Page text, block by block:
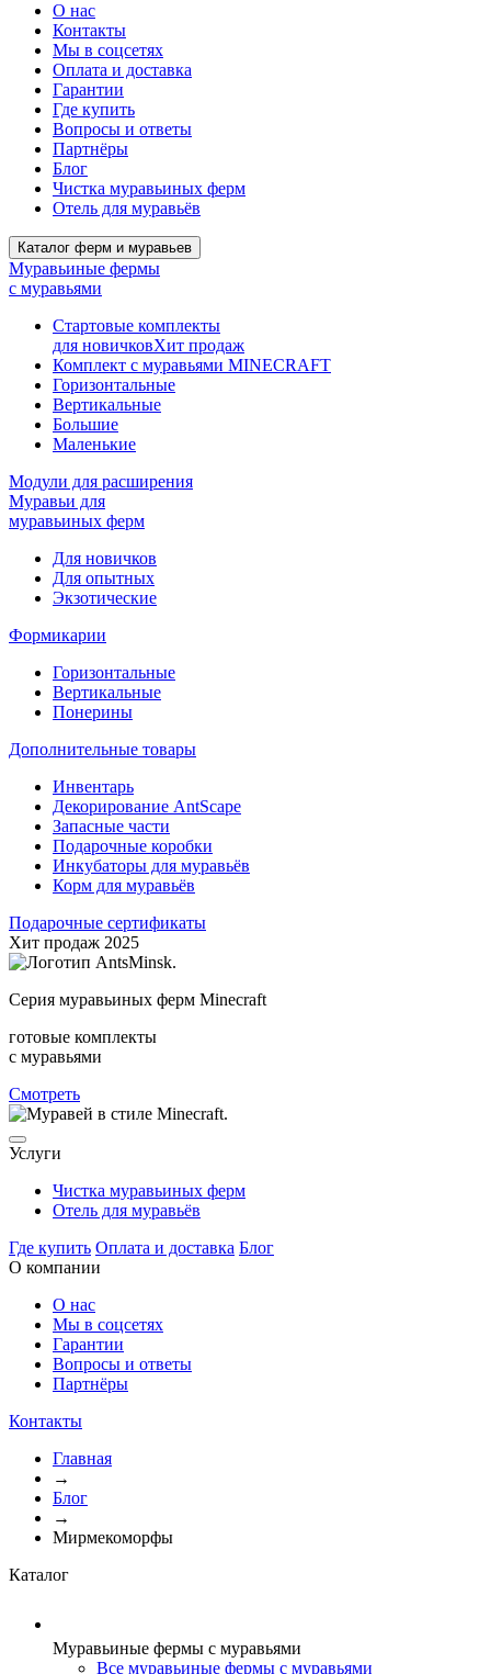
О нас
Контакты
Мы в соцсетях
Оплата и доставка
Гарантии
Где купить
Вопросы и ответы
Партнёры
Блог
Чистка муравьиных ферм
Отель для муравьёв
Каталог ферм и муравьев
Муравьиные фермы
с муравьями
Стартовые комплекты
для новичковХит продаж
Комплект с муравьями MINECRAFT
Горизонтальные
Вертикальные
Большие
Маленькие
Модули для расширения
Муравьи для
муравьиных ферм
Для новичков
Для опытных
Экзотические
Формикарии
Горизонтальные
Вертикальные
Понерины
Дополнительные товары
Инвентарь
Декорирование AntScape
Запасные части
Подарочные коробки
Инкубаторы для муравьёв
Корм для муравьёв
Подарочные сертификаты
Хит продаж 2025
Серия муравьиных ферм Minecraft
готовые комплекты
с муравьями
Смотреть
Услуги
Чистка муравьиных ферм
Отель для муравьёв
Где купить Оплата и доставка Блог
О компании
О нас
Мы в соцсетях
Гарантии
Вопросы и ответы
Партнёры
Контакты
Главная
→
Блог
→
Мирмекоморфы
Каталог
Муравьиные фермы с муравьями
Все муравьиные фермы с муравьями